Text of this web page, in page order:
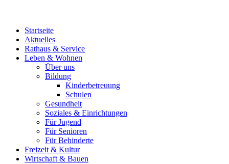
Startseite
Aktuelles
Rathaus & Service
Leben & Wohnen
Über uns
Bildung
Kinderbetreuung
Schulen
Gesundheit
Soziales & Einrichtungen
Für Jugend
Für Senioren
Für Behinderte
Freizeit & Kultur
Wirtschaft & Bauen